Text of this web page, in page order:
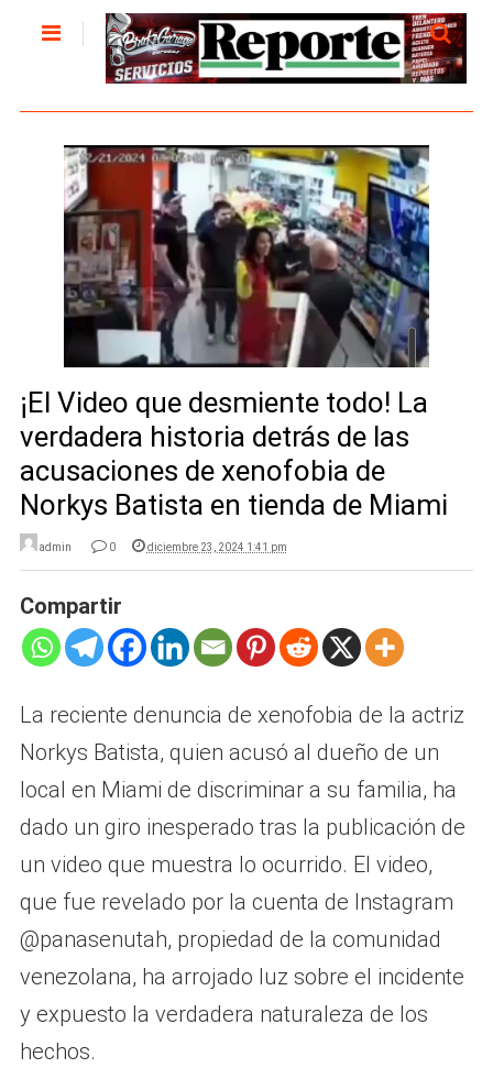
¡El Video que desmiente todo! La
verdadera historia detrás de las
acusaciones de xenofobia de
Norkys Batista en tienda de Miami
admin 0 diciembre 23, 2024 1:41 pm
Compartir
La reciente denuncia de xenofobia de la actriz
Norkys Batista, quien acusó al dueño de un
local en Miami de discriminar a su familia, ha
dado un giro inesperado tras la publicación de
un video que muestra lo ocurrido. El video,
que fue revelado por la cuenta de Instagram
@panasenutah, propiedad de la comunidad
venezolana, ha arrojado luz sobre el incidente
y expuesto la verdadera naturaleza de los
hechos.